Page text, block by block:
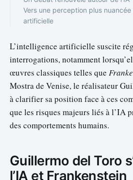
Vers une perception plus nuancée
artificielle
L’intelligence artificielle suscite
interrogations, notamment
œuvres classiques telles que
Mostra de Venise, le réalisateur
à clarifier sa position face à ces
que les risques majeurs liés à l’IA
des comportements humains.
Guillermo del Toro
l’IA et Frankenstein